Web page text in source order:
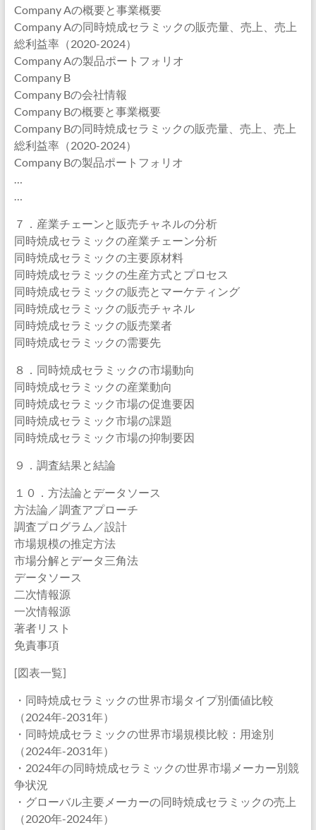
Company Aの概要と事業概要
Company Aの同時焼成セラミックの販売量、売上、売上
総利益率（2020-2024）
Company Aの製品ポートフォリオ
Company B
Company Bの会社情報
Company Bの概要と事業概要
Company Bの同時焼成セラミックの販売量、売上、売上
総利益率（2020-2024）
Company Bの製品ポートフォリオ
…
…
７．産業チェーンと販売チャネルの分析
同時焼成セラミックの産業チェーン分析
同時焼成セラミックの主要原材料
同時焼成セラミックの生産方式とプロセス
同時焼成セラミックの販売とマーケティング
同時焼成セラミックの販売チャネル
同時焼成セラミックの販売業者
同時焼成セラミックの需要先
８．同時焼成セラミックの市場動向
同時焼成セラミックの産業動向
同時焼成セラミック市場の促進要因
同時焼成セラミック市場の課題
同時焼成セラミック市場の抑制要因
９．調査結果と結論
１０．方法論とデータソース
方法論／調査アプローチ
調査プログラム／設計
市場規模の推定方法
市場分解とデータ三角法
データソース
二次情報源
一次情報源
著者リスト
免責事項
[図表一覧]
・同時焼成セラミックの世界市場タイプ別価値比較
（2024年-2031年）
・同時焼成セラミックの世界市場規模比較：用途別
（2024年-2031年）
・2024年の同時焼成セラミックの世界市場メーカー別競
争状況
・グローバル主要メーカーの同時焼成セラミックの売上
（2020年-2024年）